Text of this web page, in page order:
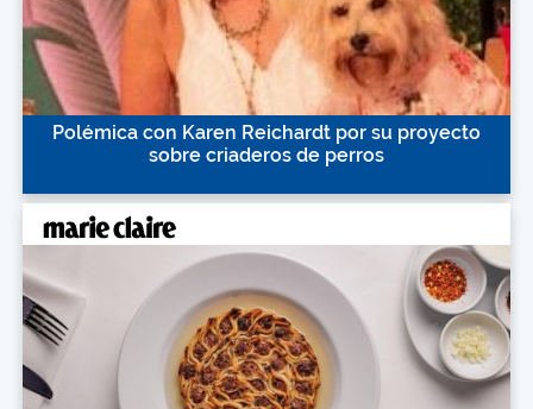
Polémica con Karen Reichardt por su proyecto
sobre criaderos de perros